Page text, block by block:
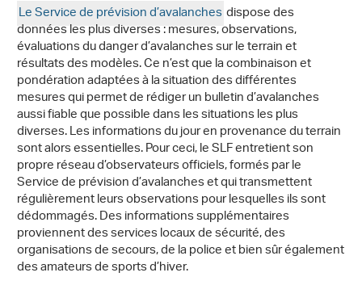
Le Service de prévision d’avalanchesdispose des
données les plus diverses : mesures, observations,
évaluations du danger d’avalanches sur le terrain et
résultats des modèles. Ce n’est que la combinaison et
pondération adaptées à la situation des différentes
mesures qui permet de rédiger un bulletin d’avalanches
aussi fiable que possible dans les situations les plus
diverses. Les informations du jour en provenance du terrain
sont alors essentielles. Pour ceci, le SLF entretient son
propre réseau d’observateurs officiels, formés par le
Service de prévision d’avalanches et qui transmettent
régulièrement leurs observations pour lesquelles ils sont
dédommagés. Des informations supplémentaires
proviennent des services locaux de sécurité, des
organisations de secours, de la police et bien sûr également
des amateurs de sports d’hiver.